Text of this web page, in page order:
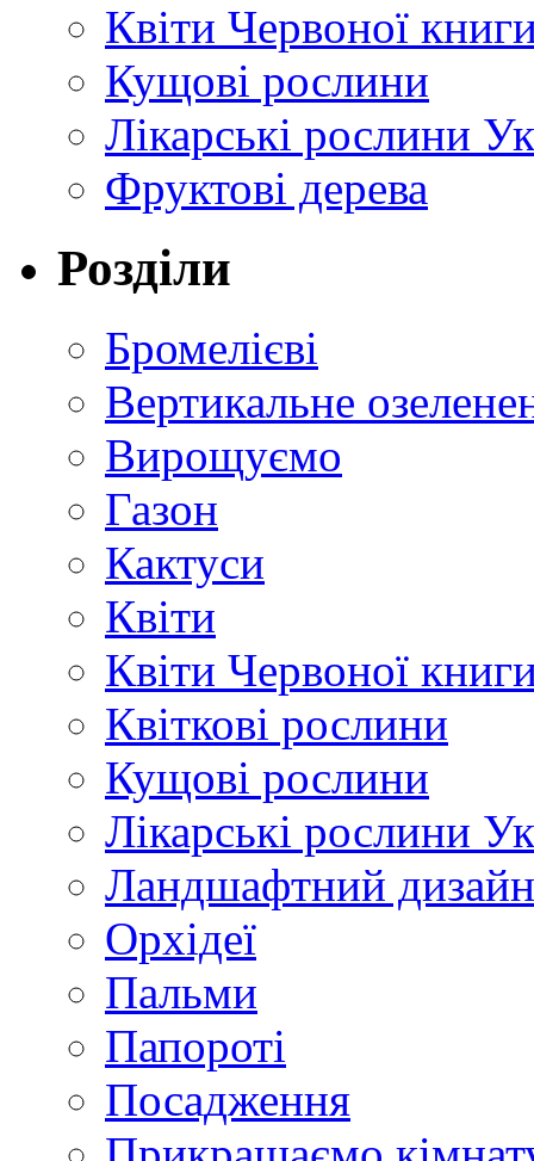
Квіти Червоної
Кущові рослини
Лікарські рослини
Фруктові дерева
Розділи
Бромелієві
Вертикальне
Вирощуємо
Газон
Кактуси
Квіти
Квіти Червоної
Квіткові рослини
Кущові рослини
Лікарські рослини
Ландшафтний дизайн
Орхідеї
Пальми
Папороті
Посадження